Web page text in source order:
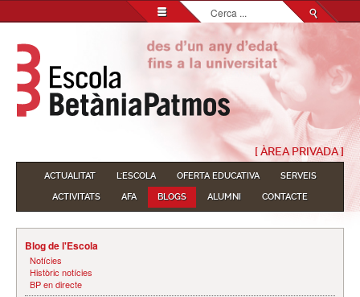
Cerca
...
[ ÀREA PRIVADA ]
ACTUALITAT L'ESCOLA OFERTA EDUCATIVA
SERVEIS
ACTIVITATS
AFA BLOGS ALUMNI CONTACTE
Blog de l'Escola
Notícies
Històric notícies
BP en directe